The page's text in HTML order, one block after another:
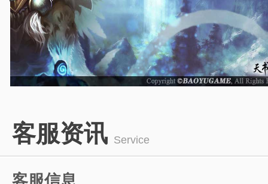
游戏人物
4
5
6
客服资讯 Service
客服信息